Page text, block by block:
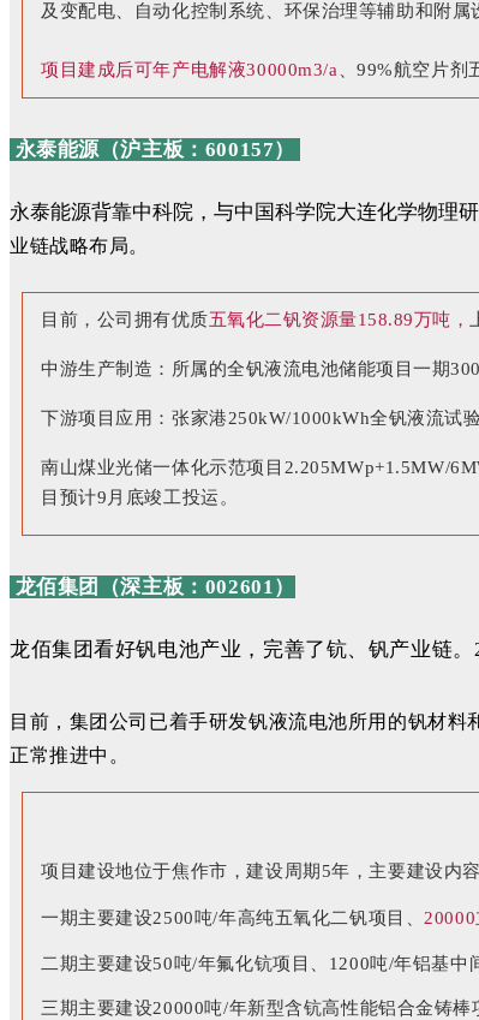
及变配电、自动化控制系统、环保治理等辅助和附属
项目建成后可年产电解液30000m3/a、99%航空片剂
永泰能源（沪主板：600157）
永泰能源背靠中科院，与中国科学院大连化学物理
业链战略布局。
目前，公司拥有优质五氧化二钒资源量158.89万吨，
中游生产制造：所属的全钒液流电池储能项目一期
下游项目应用：张家港250kW/1000kWh全钒液流试
南山煤业光储一体化示范项目2.205MWp+1.5MW/
目预计9月底竣工投运。
龙佰集团 （深主板：002601）
龙佰集团看好钒电池产业，完善了钪、钒产业链。
目前，集团公司 已着手研发钒液流电池所用的钒材料
正常推进中。
项目建设地位于焦作市，建设周期5年，主要建设内
一期主要建设2500吨/年高纯五氧化二钒项目、20000
二期主要建设50吨/年氟化钪项目、1200吨/年铝基中
三期主要建设20000吨/年新型含钪高性能铝合金铸